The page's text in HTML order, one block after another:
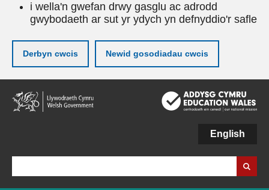
i wella'n gwefan drwy gasglu ac adrodd
gwybodaeth ar sut yr ydych yn defnyddio'r safle
Derbyn cwcis Newid gosodiadau cwcis
Neidio
i'r
prif
English